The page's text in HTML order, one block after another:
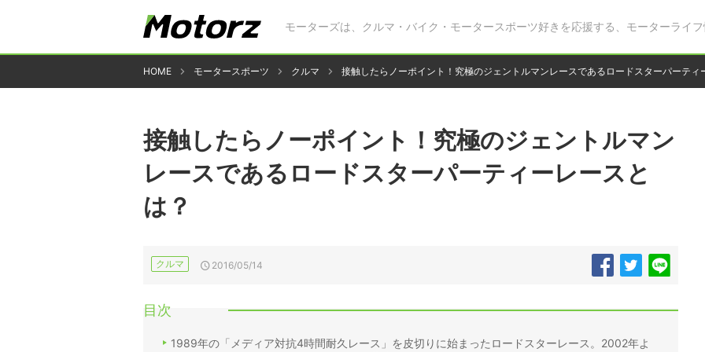
モーターズは、クルマ・バイク・モータースポーツ好きを応援する、モーターライフ
HOME モータースポーツ クルマ 接触したらノーポイント！究極のジェントルマンレースであるロードスターパーティ
接触したらノーポイント！究極のジェントルマン
レースであるロードスターパーティーレースと
は？
クルマ 2016/05/14
目次
1989年の「メディア対抗4時間耐久レース」を皮切りに始まったロードスターレース。2002年よ